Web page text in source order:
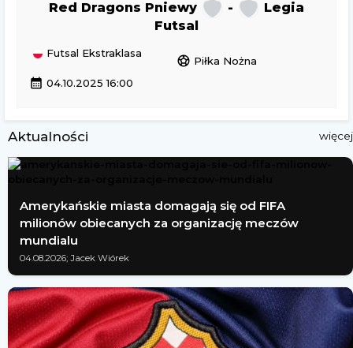
Red Dragons Pniewy -
Legia
Futsal
Futsal Ekstraklasa
sports_soccer Piłka Nożna
calendar_month 04.10.2025 16:00
Aktualności więcej
Amerykańskie miasta domagają się od FIFA
milionów obiecanych za organizację meczów
mundialu
04.08.2026; Jacek Wiórek